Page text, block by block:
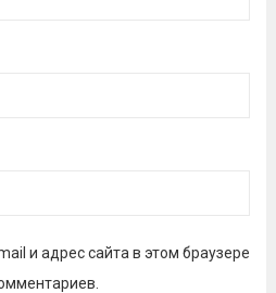
и адрес сайта в этом браузере